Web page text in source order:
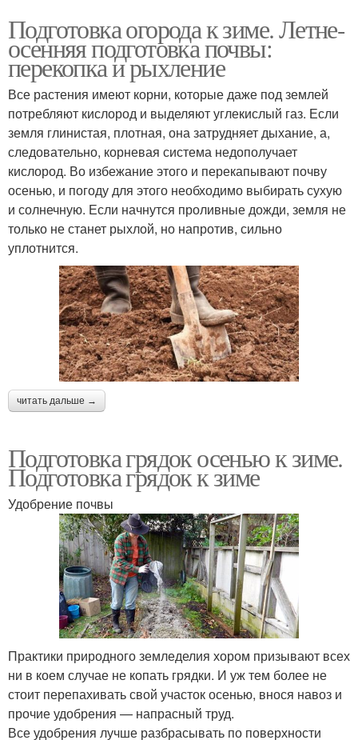
Уход за яблоней Уход за яблонями
Уход за стволом Уход за голубикой
Осенняя обработка Осенние грядки
Уход за лилейниками Уход за пионами
Осенний подкормка
Осенняя перекопка
Уход за ежевикой
Подготовка огорода к зиме. Летне-
осенняя подготовка почвы:
перекопка и рыхление
Все растения имеют корни, которые даже под землей
потребляют кислород и выделяют углекислый газ. Если
земля глинистая, плотная, она затрудняет дыхание, а,
следовательно, корневая система недополучает
кислород. Во избежание этого и перекапывают почву
осенью, и погоду для этого необходимо выбирать сухую
и солнечную. Если начнутся проливные дожди, земля не
только не станет рыхлой, но напротив, сильно
уплотнится.
читать дальше →
Подготовка грядок осенью к зиме.
Подготовка грядок к зиме
Удобрение почвы
Практики природного земледелия хором призывают всех
ни в коем случае не копать грядки. И уж тем более не
стоит перепахивать свой участок осенью, внося навоз и
прочие удобрения — напрасный труд.
Все удобрения лучше разбрасывать по поверхности